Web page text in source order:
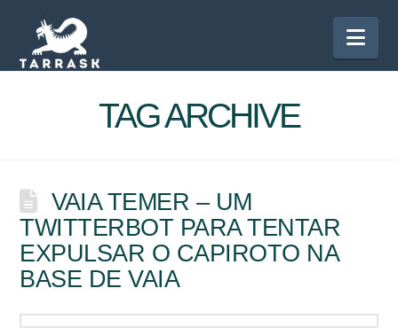
TAG ARCHIVE
VAIA TEMER – UM
TWITTERBOT PARA TENTAR
EXPULSAR O CAPIROTO NA
BASE DE VAIA